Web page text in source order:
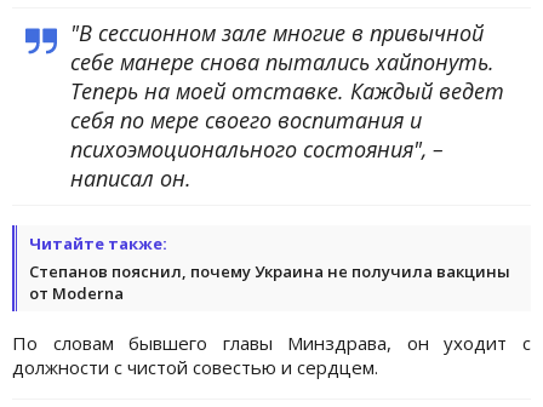
"В сессионном зале многие в привычной
себе манере снова пытались хайпонуть.
Теперь на моей отставке. Каждый ведет
себя по мере своего воспитания и
психоэмоционального состояния", –
написал он.
Читайте также:
Степанов пояснил, почему Украина не получила вакцины
от Moderna
По словам бывшего главы Минздрава, он уходит с
должности с чистой совестью и сердцем.